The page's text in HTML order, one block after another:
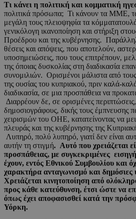
Τι κάνει η πολιτική και κομματική
πολιτικά πρόσωπα; Τι κάνουν τα ΜΜΕ,
μεγάλη τους πλειοψηφία τα
γενικόλογη ικανοποίηση και στήριξη
Προέδρου και της κυβέρνησης.
θέσεις και απόψεις, που αποτελούν,
υποσημειώσεις, που τους επιτρέπουν,
της όποιας δυσκολίας στη διαδικασία
συνομιλιών. Ορισμένοι μάλιστα από τους
της ουσίας του κυπριακού, πριν καλά-
διαδικασία, σε μια προσπάθεια να
Διαρρέουν δε, σε ορισμένες
δημοσιογράφους, δικής τους έμπνευσης
χειρισμών του ΟΗΕ, κατατείνοντας να
πλευράς και της κυβέρνησης της
Λυπηρό, πολύ λυπηρό, γιατί δεν είναι
αυτήν τη στιγμή. Αυτό που χρειάζεται
προσπάθειας, με συγκεκριμένες
έχουν, εντός Εθνικού Συμβουλίου και
χαρακτήρα ανταγωνισμό και δημόσιες
Χρειάζεται κινητοποίηση από
προς κάθε κατεύθυνση, έτσι ώστε να
όπως έχει αποφασισθεί κατά την
Υόρκη.